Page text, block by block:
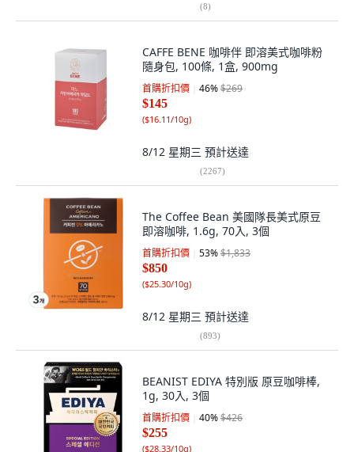
(8)
CAFFE BENE 咖啡伴 即溶美式咖啡粉
隨身包, 100條, 1盒, 900mg
首購折扣價 46%$269
$145
($16.11/10g)
8/12 星期三 預計送達
(2267)
The Coffee Bean 美國隊長美式原豆
即溶咖啡, 1.6g, 70入, 3個
首購折扣價 53%$1,833
$850
($25.30/10g)
8/12 星期三 預計送達
(893)
BEANIST EDIYA 特別版 原豆咖啡棒,
1g, 30入, 3個
首購折扣價 40%$426
$255
($28.33/10g)